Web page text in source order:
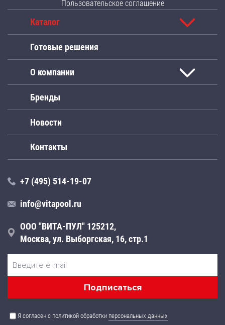
Пользовательское соглашение
Каталог
Готовые решения
О компании
Бренды
Новости
Контакты
+7 (495) 514-19-07
info@vitapool.ru
ООО "ВИТА-ПУЛ" 125212,
Москва, ул. Выборгская, 16, стр.1
Я согласен с политикой обработки персональных данных